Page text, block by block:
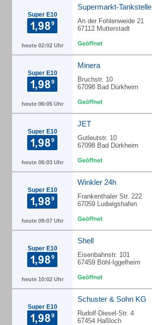
Super E10
heute 02:02 Uhr
Supermarkt-Tankstelle
An der Fohlenweide 21
67112 Mutterstadt
Super E10
heute 06:05 Uhr
Minera
Bruchstr. 10
67098 Bad Dürkheim
Super E10
heute 06:03 Uhr
JET
Gutleutstr. 10
67098 Bad Dürkheim
Super E10
heute 09:07 Uhr
Winkler 24h
Frankenthaler Str. 222
67059 Ludwigshafen
Super E10
heute 10:02 Uhr
Shell
Eisenbahnstr. 101
67459 Böhl-Iggelheim
Super E10
Schuster & Sohn KG
Rudolf-Diesel-Str. 4
67454 Haßloch